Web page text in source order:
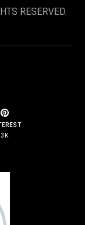
RESERVED.
3K